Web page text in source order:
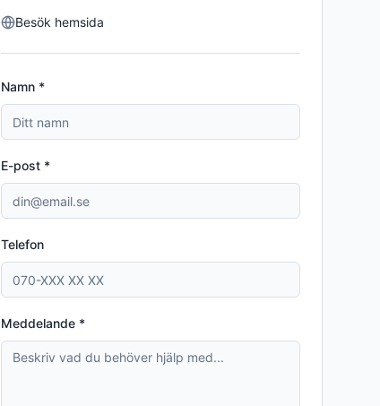
Besök hemsida
Namn *
E-post *
Telefon
Meddelande *